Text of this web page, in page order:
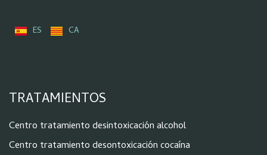
ES CA
TRATAMIENTOS
Centro tratamiento desintoxicación alcohol
Centro tratamiento desontoxicación cocaína